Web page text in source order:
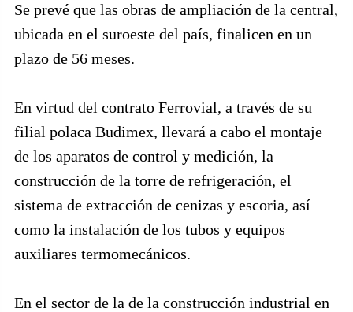
Se prevé que las obras de ampliación de la central,
ubicada en el suroeste del país, finalicen en un
plazo de 56 meses.
En virtud del contrato Ferrovial, a través de su
filial polaca Budimex, llevará a cabo el montaje
de los aparatos de control y medición, la
construcción de la torre de refrigeración, el
sistema de extracción de cenizas y escoria, así
como la instalación de los tubos y equipos
auxiliares termomecánicos.
En el sector de la de la construcción industrial en